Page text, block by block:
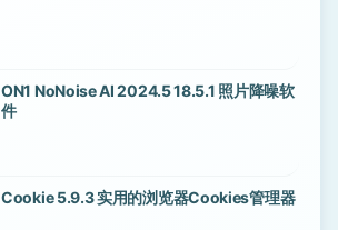
ON1 NoNoise AI 2024.5 18.5.1 照片降噪软
件
Cookie 5.9.3 实用的浏览器Cookies管理器